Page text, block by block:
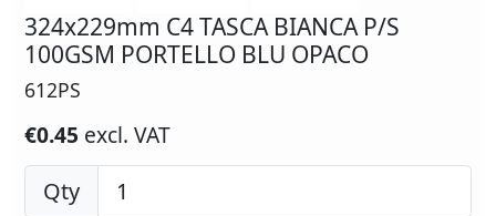
324x229mm C4 TASCA BIANCA P/S
100GSM PORTELLO BLU OPACO
612PS
€0.45 excl. VAT
Qty